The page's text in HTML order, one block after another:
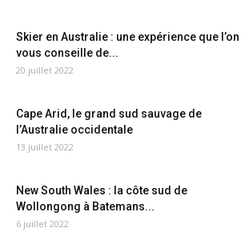
Skier en Australie : une expérience que l’on
vous conseille de...
20 juillet 2022
Cape Arid, le grand sud sauvage de
l’Australie occidentale
13 juillet 2022
New South Wales : la côte sud de
Wollongong à Batemans...
6 juillet 2022